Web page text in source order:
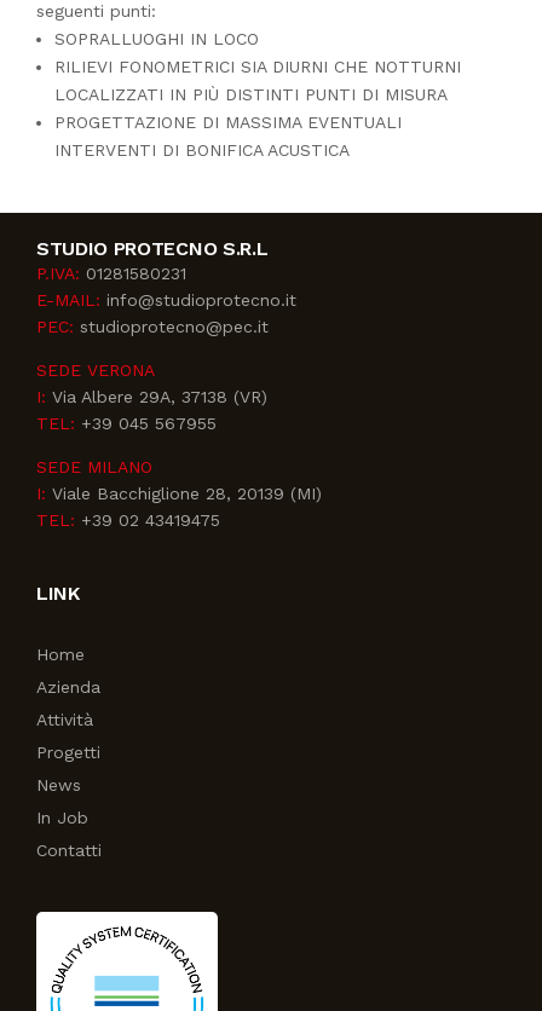
seguenti punti:
SOPRALLUOGHI IN LOCO
RILIEVI FONOMETRICI SIA DIURNI CHE NOTTURNI
LOCALIZZATI IN PIÙ DISTINTI PUNTI DI MISURA
PROGETTAZIONE DI MASSIMA EVENTUALI
INTERVENTI DI BONIFICA ACUSTICA
STUDIO PROTECNO S.R.L
P.IVA: 01281580231
E-MAIL: info@studioprotecno.it
PEC: studioprotecno@pec.it
SEDE VERONA
I: Via Albere 29A, 37138 (VR)
TEL: +39 045 567955
SEDE MILANO
I: Viale Bacchiglione 28, 20139 (MI)
TEL: +39 02 43419475
LINK
Home
Azienda
Attività
Progetti
News
In Job
Contatti